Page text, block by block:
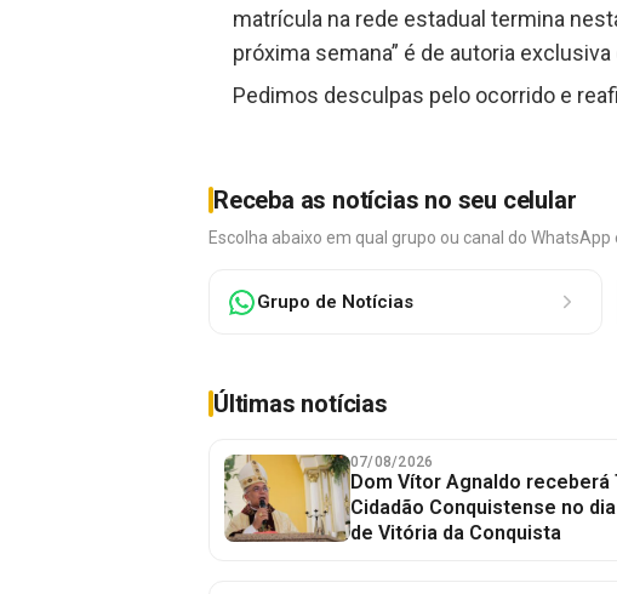
matrícula na rede estadual termina
próxima semana” é de autoria exclusiva
Pedimos desculpas pelo ocorrido e
Receba as notícias no seu celular
Escolha abaixo em qual grupo ou canal do WhatsApp
Grupo de Notícias
Últimas notícias
07/08/2026
Dom Vítor Agnaldo receberá
Cidadão Conquistense no
de Vitória da Conquista